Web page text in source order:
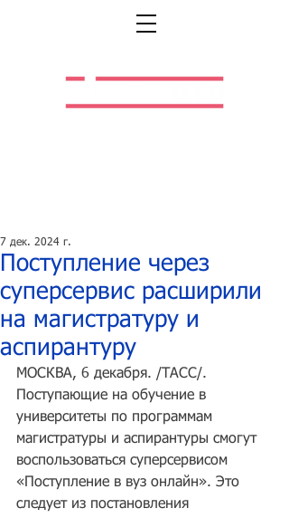
Поступление через
суперсервис расширили
на магистратуру и
аспирантуру
7 дек. 2024 г.
МОСКВА, 6 декабря. /ТАСС/.
Поступающие на обучение в
университеты по программам
магистратуры и аспирантуры смогут
воспользоваться суперсервисом
«Поступление в вуз онлайн». Это
следует из постановления